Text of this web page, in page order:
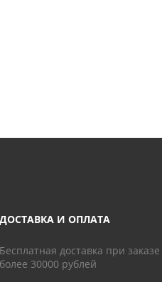
ДОСТАВКА И ОПЛАТА
Бесплатная доставка при заказе
более 30000 рублей